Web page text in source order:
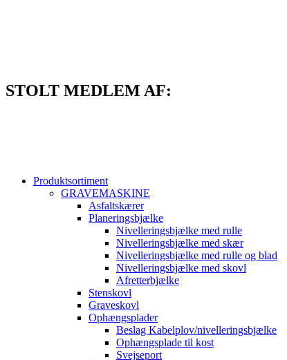
STOLT MEDLEM AF:
Produktsortiment
GRAVEMASKINE
Asfaltskærer
Planeringsbjælke
Nivelleringsbjælke med rulle
Nivelleringsbjælke med skær
Nivelleringsbjælke med rulle og blad
Nivelleringsbjælke med skovl
Afretterbjælke
Stenskovl
Graveskovl
Ophængsplader
Beslag Kabelplov/nivelleringsbjælke
Ophængsplade til kost
Svejseport